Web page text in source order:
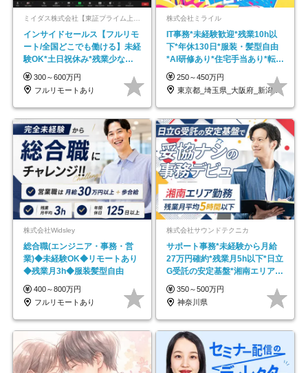
インサイドセールス【フルリモ
ート/全国どこでも働ける】未経
験OK*土日祝休み*残業少なめ*
在宅勤務手当あり
300～600万円
フルリモートあり
株式会社ミライル
IT事務*未経験歓迎*残業10h以
下*年休130日*服装・髪型自由
*AI研修あり*住宅手当あり*転勤
なし
250～450万円
東京都_埼玉県_大阪府_新潟県_福岡県
株式会社Widsley
総合職(エンジニア・事務・営
業)◆未経験OK◆リモートあり
◆残業月3h◆服装髪型自由
400～800万円
フルリモートあり
株式会社サウンドテクニカ
サポート事務*未経験から月給
27万円確約*残業月5h以下*日立
G受託の安定基盤*湘南エリア勤
務
350～500万円
神奈川県